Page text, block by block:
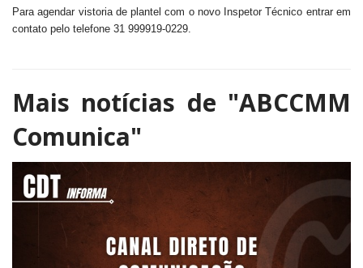
Para agendar vistoria de plantel com o novo Inspetor Técnico entrar em
contato pelo telefone 31 999919-0229.
Mais notícias de "ABCCMM
Comunica"